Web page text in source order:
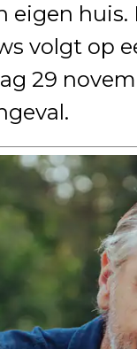
eigen
volgt op
29